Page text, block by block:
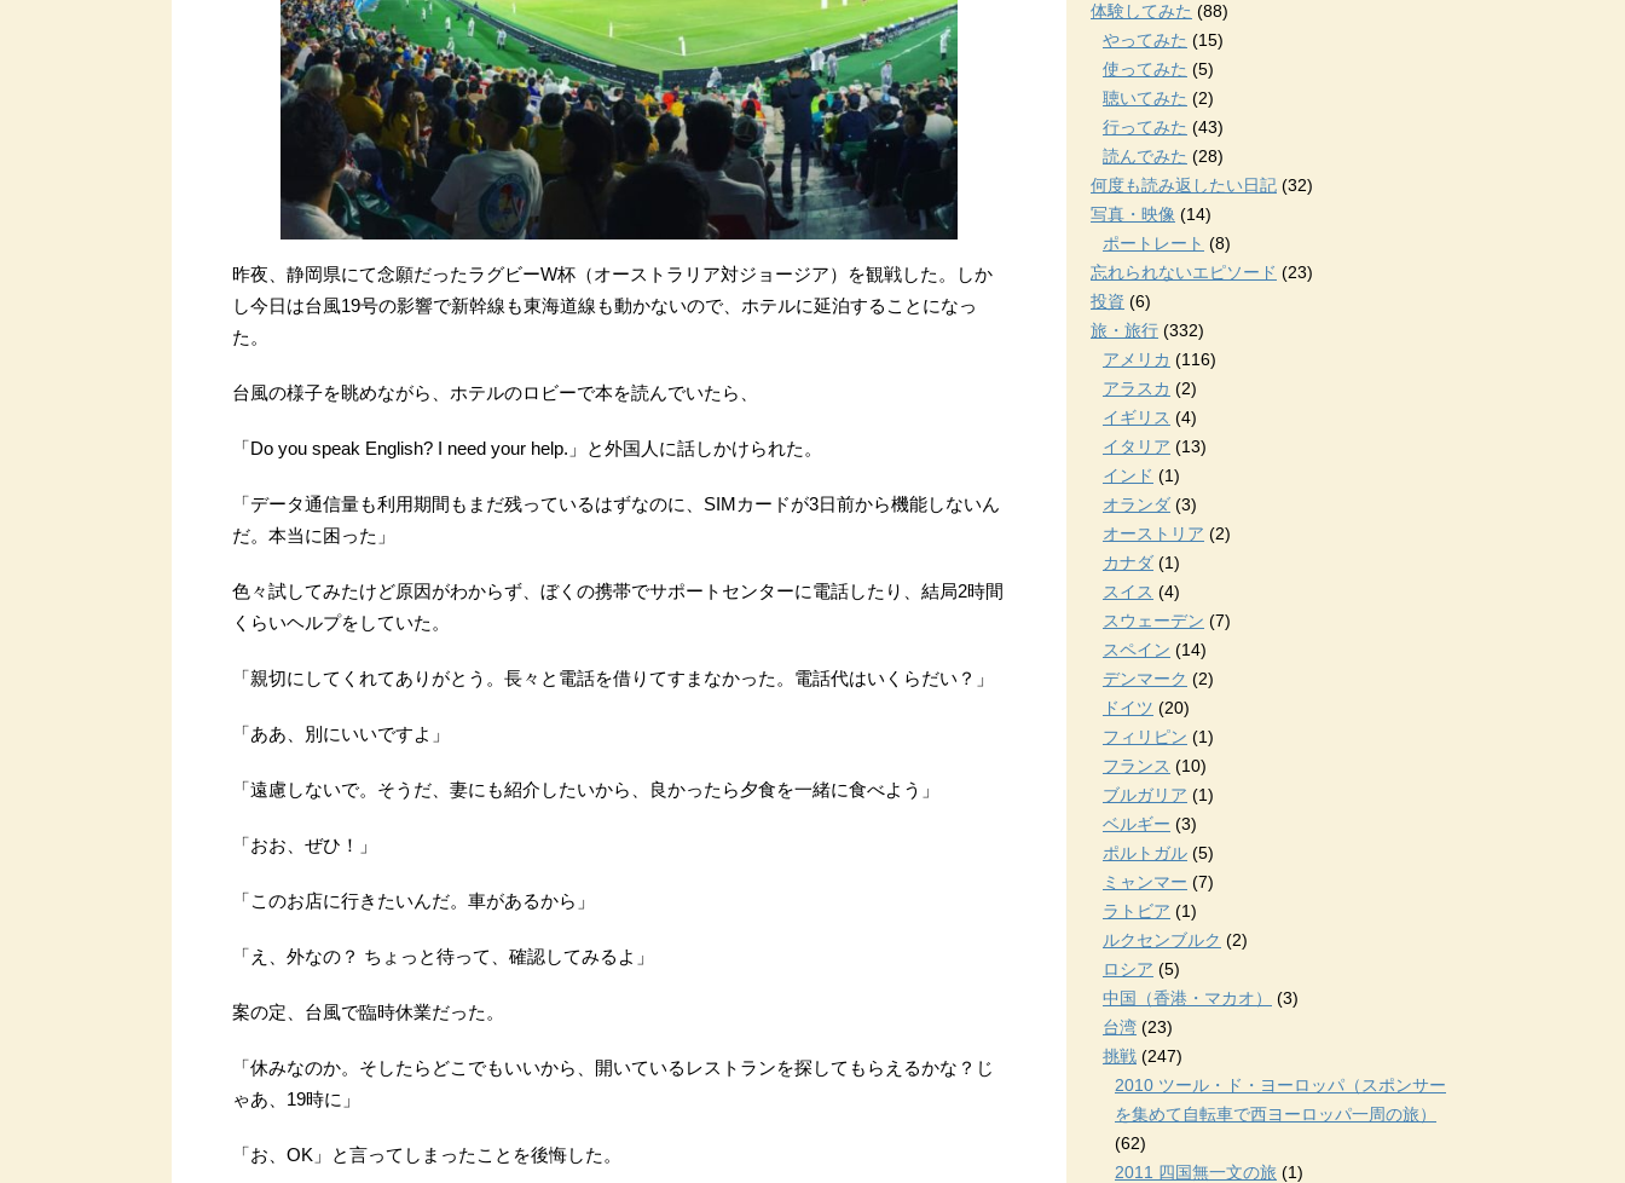
昨夜、静岡県にて念願だったラグビーW杯（オーストラリア対ジョージア）を観戦した。しか
し今日は台風19号の影響で新幹線も東海道線も動かないので、ホテルに延泊することになっ
た。
台風の様子を眺めながら、ホテルのロビーで本を読んでいたら、
「Do you speak English? I need your help.」と外国人に話しかけられた。
「データ通信量も利用期間もまだ残っているはずなのに、SIMカードが3日前から機能しないん
だ。本当に困った」
色々試してみたけど原因がわからず、ぼくの携帯でサポートセンターに電話したり、結局2時間
くらいヘルプをしていた。
「親切にしてくれてありがとう。長々と電話を借りてすまなかった。電話代はいくらだい？」
「ああ、別にいいですよ」
「遠慮しないで。そうだ、妻にも紹介したいから、良かったら夕食を一緒に食べよう」
「おお、ぜひ！」
「このお店に行きたいんだ。車があるから」
「え、外なの？ ちょっと待って、確認してみるよ」
案の定、台風で臨時休業だった。
「休みなのか。そしたらどこでもいいから、開いているレストランを探してもらえるかな？じ
ゃあ、19時に」
「お、OK」と言ってしまったことを後悔した。
体験してみた (88)
やってみた (15)
使ってみた (5)
聴いてみた (2)
行ってみた (43)
読んでみた (28)
何度も読み返したい日記 (32)
写真・映像 (14)
ポートレート (8)
忘れられないエピソード (23)
投資 (6)
旅・旅行 (332)
アメリカ (116)
アラスカ (2)
イギリス (4)
イタリア (13)
インド (1)
オランダ (3)
オーストリア (2)
カナダ (1)
スイス (4)
スウェーデン (7)
スペイン (14)
デンマーク (2)
ドイツ (20)
フィリピン (1)
フランス (10)
ブルガリア (1)
ベルギー (3)
ポルトガル (5)
ミャンマー (7)
ラトビア (1)
ルクセンブルク (2)
ロシア (5)
中国（香港・マカオ）
(3)
台湾 (23)
挑戦 (247)
2010 ツール・ド・ヨーロッパ（スポンサー
を集めて自転車で西ヨーロッパ一周の旅）
(62)
2011 四国無一文の旅 (1)